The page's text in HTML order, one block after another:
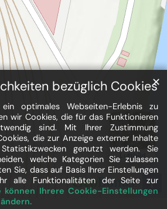
bezüglich Cookies
optimales Webseiten-Erlebnis zu
wir Cookies, die für das Funktionieren
sind. Mit Ihrer Zustimmung
die zur Anzeige externer Inhalte
genutzt werden. Sie
welche Kategorien Sie zulassen
Sie, dass auf Basis Ihrer Einstellungen
alle Funktionalitäten der Seite zur
können Ihrere Cookie-Einstellungen
✕